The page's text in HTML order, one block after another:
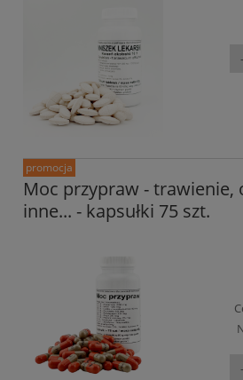
Moc przypraw - trawienie,
inne... - kapsułki 75 szt.
promocja